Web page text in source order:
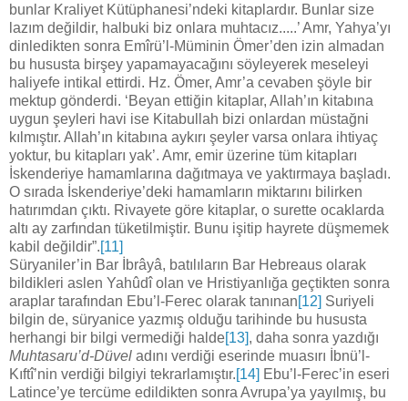
bunlar Kraliyet Kütüphanesi’ndeki kitaplardır. Bunlar size
lazım değildir, halbuki biz onlara muhtacız.....’ Amr, Yahya’yı
dinledikten sonra Emîrü’l-Müminin Ömer’den izin almadan
bu hususta birşey yapamayacağını söyleyerek meseleyi
haliyefe intikal ettirdi. Hz. Ömer, Amr’a cevaben şöyle bir
mektup gönderdi. ‘Beyan ettiğin kitaplar, Allah’ın kitabına
uygun şeyleri havi ise Kitabullah bizi onlardan müstağni
kılmıştır. Allah’ın kitabına aykırı şeyler varsa onlara ihtiyaç
yoktur, bu kitapları yak’. Amr, emir üzerine tüm kitapları
İskenderiye hamamlarına dağıtmaya ve yaktırmaya başladı.
O sırada İskenderiye’deki hamamların miktarını bilirken
hatırımdan çıktı. Rivayete göre kitaplar, o surette ocaklarda
altı ay zarfından tüketilmiştir. Bunu işitip hayrete düşmemek
kabil değildir”.[11]
Süryaniler’in Bar İbrâyâ, batılıların Bar Hebreaus olarak
bildikleri aslen Yahûdî olan ve Hristiyanlığa geçtikten sonra
araplar tarafından Ebu’l-Ferec olarak tanınan[12] Suriyeli
bilgin de, süryanice yazmış olduğu tarihinde bu hususta
herhangi bir bilgi vermediği halde[13], daha sonra yazdığı
Muhtasaru’d-Düvel adını verdiği eserinde muasırı İbnü’l-
Kıftî’nin verdiği bilgiyi tekrarlamıştır.[14] Ebu’l-Ferec’in eseri
Latince’ye tercüme edildikten sonra Avrupa’ya yayılmış, bu